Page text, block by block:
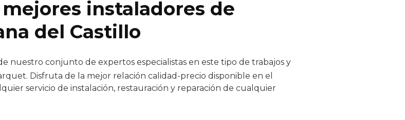
instaladores de
del Castillo
de nuestro conjunto de expertos especialistas en este tipo de trabajos y
Disfruta de la mejor relación calidad-precio disponible en el
servicio de instalación, restauración y reparación de cualquier